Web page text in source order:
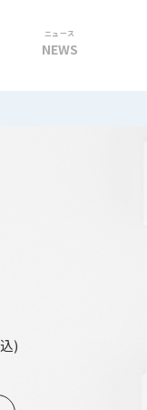
ニュース
NEWS
)